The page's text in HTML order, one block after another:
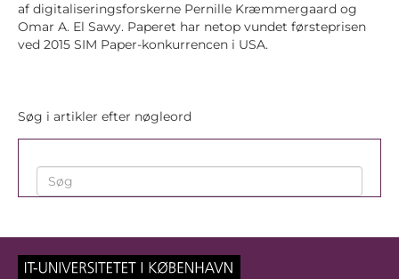
af digitaliseringsforskerne Pernille Kræmmergaard og
Omar A. El Sawy. Paperet har netop vundet førsteprisen
ved 2015 SIM Paper-konkurrencen i USA.
Søg i artikler efter nøgleord